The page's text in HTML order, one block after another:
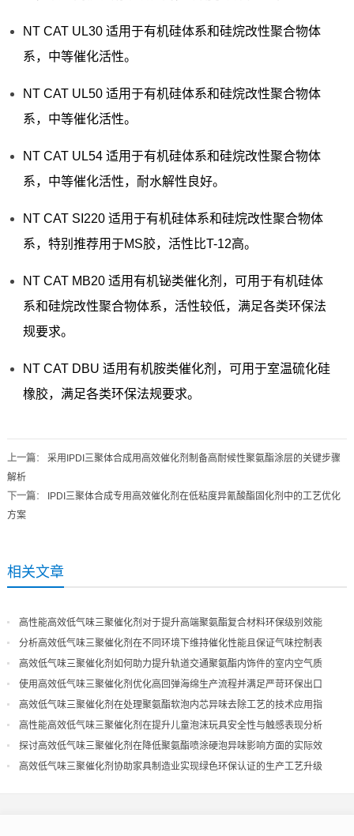
NT CAT UL30 适用于有机硅体系和硅烷改性聚合物体
系，中等催化活性。
NT CAT UL50 适用于有机硅体系和硅烷改性聚合物体
系，中等催化活性。
NT CAT UL54 适用于有机硅体系和硅烷改性聚合物体
系，中等催化活性，耐水解性良好。
NT CAT SI220 适用于有机硅体系和硅烷改性聚合物体
系，特别推荐用于MS胶，活性比T-12高。
NT CAT MB20 适用有机铋类催化剂，可用于有机硅体
系和硅烷改性聚合物体系，活性较低，满足各类环保法
规要求。
NT CAT DBU 适用有机胺类催化剂，可用于室温硫化硅
橡胶，满足各类环保法规要求。
上一篇： 采用IPDI三聚体合成用高效催化剂制备高耐候性聚氨酯涂层的关键步骤
解析
下一篇：
IPDI三聚体合成专用高效催化剂在低粘度异氰酸酯固化剂中的工艺优化
方案
相关文章
高性能高效低气味三聚催化剂对于提升高端聚氨酯复合材料环保级别效能
分析高效低气味三聚催化剂在不同环境下维持催化性能且保证气味控制表
现
高效低气味三聚催化剂如何助力提升轨道交通聚氨酯内饰件的室内空气质
量
使用高效低气味三聚催化剂优化高回弹海绵生产流程并满足严苛环保出口
高效低气味三聚催化剂在处理聚氨酯软泡内芯异味去除工艺的技术应用指
导
高性能高效低气味三聚催化剂在提升儿童泡沫玩具安全性与触感表现分析
探讨高效低气味三聚催化剂在降低聚氨酯喷涂硬泡异味影响方面的实际效
果
高效低气味三聚催化剂协助家具制造业实现绿色环保认证的生产工艺升级